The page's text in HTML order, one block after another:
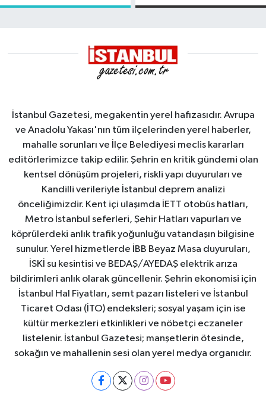
çatısında
İstanbul Gazetesi, megakentin yerel hafızasıdır. Avrupa
ve Anadolu Yakası'nın tüm ilçelerinden yerel haberler,
mahalle sorunları ve İlçe Belediyesi meclis kararları
editörlerimizce takip edilir. Şehrin en kritik gündemi olan
kentsel dönüşüm projeleri, riskli yapı duyuruları ve
Kandilli verileriyle İstanbul deprem analizi
önceliğimizdir. Kent içi ulaşımda İETT otobüs hatları,
Metro İstanbul seferleri, Şehir Hatları vapurları ve
köprülerdeki anlık trafik yoğunluğu vatandaşın bilgisine
sunulur. Yerel hizmetlerde İBB Beyaz Masa duyuruları,
İSKİ su kesintisi ve BEDAŞ/AYEDAŞ elektrik arıza
bildirimleri anlık olarak güncellenir. Şehrin ekonomisi için
İstanbul Hal Fiyatları, semt pazarı listeleri ve İstanbul
Ticaret Odası (İTO) endeksleri; sosyal yaşam için ise
kültür merkezleri etkinlikleri ve nöbetçi eczaneler
listelenir. İstanbul Gazetesi; manşetlerin ötesinde,
sokağın ve mahallenin sesi olan yerel medya organıdır.